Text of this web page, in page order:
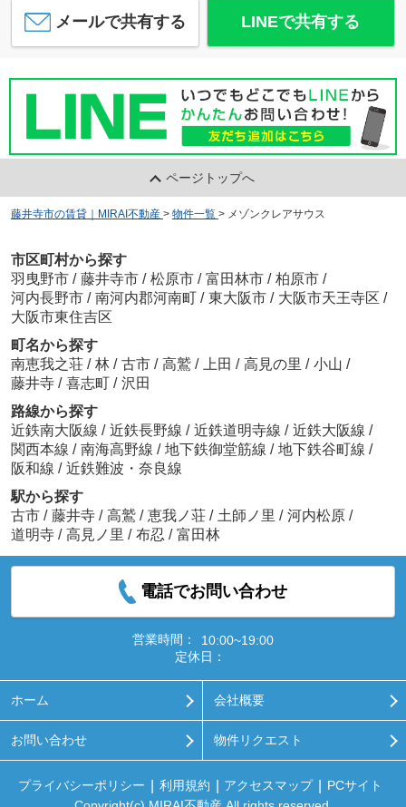
メールで共有する LINEで共有する
ページトップへ
藤井寺市の賃貸｜MIRAI不動産 > 物件一覧 > メゾンクレアサウス
市区町村から探す
羽曳野市 / 藤井寺市 / 松原市 / 富田林市 / 柏原市 /
河内長野市 / 南河内郡河南町 / 東大阪市 / 大阪市天王寺区 /
大阪市東住吉区
町名から探す
南恵我之荘 / 林 / 古市 / 高鷲 / 上田 / 高見の里 / 小山 /
藤井寺 / 喜志町 / 沢田
路線から探す
近鉄南大阪線 / 近鉄長野線 / 近鉄道明寺線 / 近鉄大阪線 /
関西本線 / 南海高野線 / 地下鉄御堂筋線 / 地下鉄谷町線 /
阪和線 / 近鉄難波・奈良線
駅から探す
古市 / 藤井寺 / 高鷲 / 恵我ノ荘 / 土師ノ里 / 河内松原 /
道明寺 / 高見ノ里 / 布忍 / 富田林
電話でお問い合わせ
営業時間：
10:00~19:00
定休日：
ホーム 会社概要
お問い合わせ 物件リクエスト
プライバシーポリシー 利用規約 アクセスマップ
PCサイト